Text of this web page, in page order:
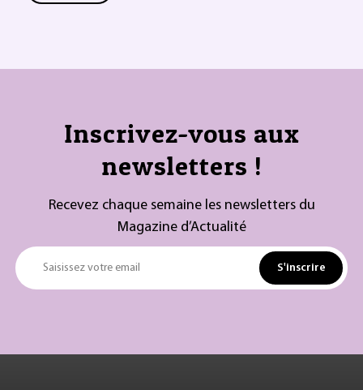
Inscrivez-vous aux
newsletters !
Recevez chaque semaine les newsletters du
Magazine d’Actualité
Saisissez votre email S'inscrire